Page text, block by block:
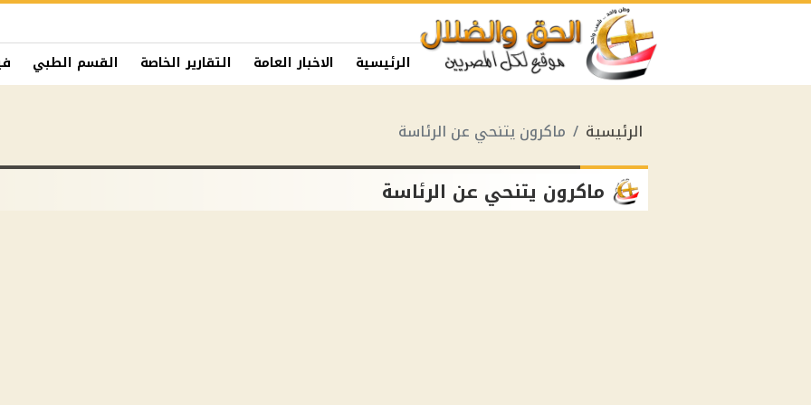
الرئيسية الاخبار العامة التقارير الخاصة القسم الطبي
الرئيسية ماكرون يتنحي عن الرئاسة
ماكرون يتنحي عن الرئاسة